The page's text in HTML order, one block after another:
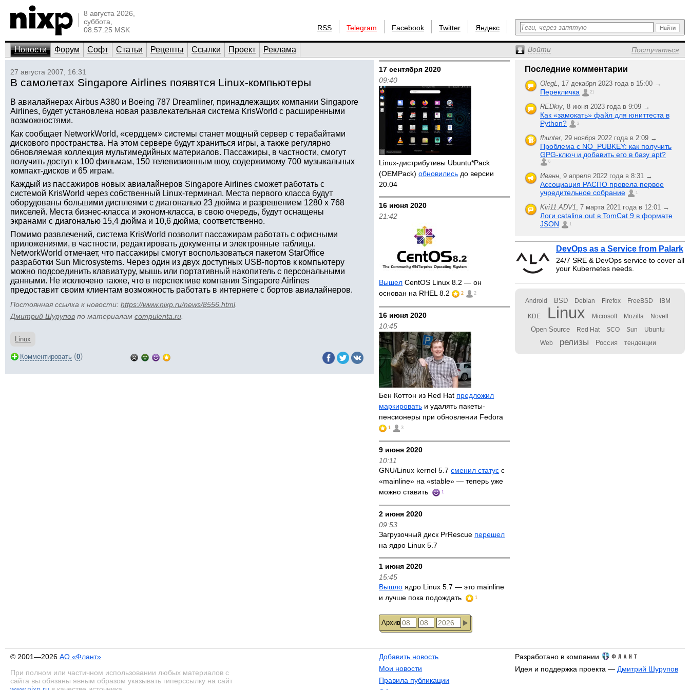
8 августа 2026,
суббота,
08:57:25 MSK
RSS Telegram Facebook Twitter Яндекс
Новости Форум Софт Статьи Рецепты Ссылки Проект Реклама Войти Постучаться
27 августа 2007, 16:31
В самолетах Singapore Airlines появятся Linux-компьютеры
В авиалайнерах Airbus A380 и Boeing 787 Dreamliner, принадлежащих компании Singapore
Airlines, будет установлена новая развлекательная система KrisWorld с расширенными
возможностями.
Как сообщает NetworkWorld, «сердцем» системы станет мощный сервер с терабайтами
дискового пространства. На этом сервере будут храниться игры, а также регулярно
обновляемая коллекция мультимедийных материалов. Пассажиры, в частности, смогут
получить доступ к 100 фильмам, 150 телевизионным шоу, содержимому 700 музыкальных
компакт-дисков и 65 играм.
Каждый из пассажиров новых авиалайнеров Singapore Airlines сможет работать с
системой KrisWorld через собственный Linux-терминал. Места первого класса будут
оборудованы большими дисплеями с диагональю 23 дюйма и разрешением 1280 x 768
пикселей. Места бизнес-класса и эконом-класса, в свою очередь, будут оснащены
экранами с диагональю 15,4 дюйма и 10,6 дюйма, соответственно.
Помимо развлечений, система KrisWorld позволит пассажирам работать с офисными
приложениями, в частности, редактировать документы и электронные таблицы.
NetworkWorld отмечает, что пассажиры смогут воспользоваться пакетом StarOffice
разработки Sun Microsystems. Через один из двух доступных USB-портов к компьютеру
можно подсоединить клавиатуру, мышь или портативный накопитель с персональными
данными. Не исключено также, что в перспективе компания Singapore Airlines
предоставит своим клиентам возможность работать в интернете с бортов авиалайнеров.
Постоянная ссылка к новости: https://www.nixp.ru/news/8556.html.
Дмитрий Шурупов по материалам compulenta.ru
Linux
Комментировать (0)
17 сентября 2020
09:40
Linux-дистрибутивы Ubuntu*Pack
(OEMPack)обновились до версии
20.04
16 июня 2020
21:42
Вышел CentOS Linux 8.2 — он
основан на RHEL 8.2
2 2
16 июня 2020
10:45
Бен Коттон из Red Hat предложил
маркировать и удалять пакеты-
пенсионеры при обновлении Fedora
1 3
9 июня 2020
10:11
GNU/Linux kernel 5.7сменил статус с
«mainline» на «stable» — теперь уже
можно ставить
1
2 июня 2020
09:53
Загрузочный диск PrRescue перешел
на ядро Linux 5.7
1 июня 2020
15:45
Вышло ядро Linux 5.7 — это mainline
и лучше пока подождать
1
Архив
Последние комментарии
OlegL, 17 декабря 2023 года в 15:00 →
Перекличка 21
REDkiy, 8 июня 2023 года в 9:09 →
Как «замокать» файл для юниттеста в
Python?
2
fhunter, 29 ноября 2022 года в 2:09 →
Проблема с NO_PUBKEY: как получить
GPG-ключ и добавить его в базу apt?
6
Иванн, 9 апреля 2022 года в 8:31 →
Ассоциация РАСПО провела первое
учредительное собрание
1
Kiri11.ADV1, 7 марта 2021 года в 12:01 →
Логи catalina.out в TomCat 9 в формате
JSON
1
DevOps as a Service from Palark
24/7 SRE & DevOps service to cover all
your Kubernetes needs.
Android BSD Debian Firefox FreeBSD IBM
KDE Linux Microsoft Mozilla Novell
Open Source Red Hat SCO Sun Ubuntu
Web релизы Россия тенденции
© 2001—2026 АО «Флант»
При полном или частичном использовании любых материалов с
сайта вы обязаны явным образом указывать гиперссылку на сайт
Добавить новость
Мои новости
Правила публикации
Разработано в компании
Идея и поддержка проекта — Дмитрий Шурупов